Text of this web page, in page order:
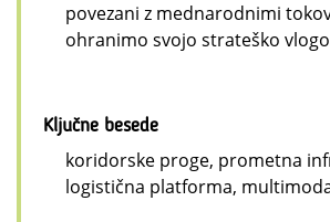
povezani z mednarodnimi
ohranimo svojo strateško
Ključne besede
koridorske proge, prometna
logistična platforma,